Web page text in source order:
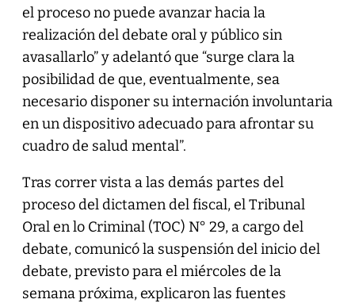
el proceso no puede avanzar hacia la
realización del debate oral y público sin
avasallarlo” y adelantó que “surge clara la
posibilidad de que, eventualmente, sea
necesario disponer su internación involuntaria
en un dispositivo adecuado para afrontar su
cuadro de salud mental”.
Tras correr vista a las demás partes del
proceso del dictamen del fiscal, el Tribunal
Oral en lo Criminal (TOC) N° 29, a cargo del
debate, comunicó la suspensión del inicio del
debate, previsto para el miércoles de la
semana próxima, explicaron las fuentes